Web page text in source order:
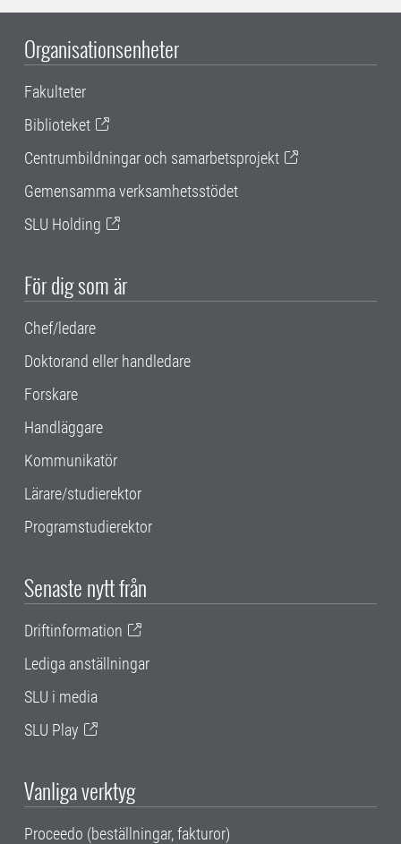
Organisationsenheter
Fakulteter
Biblioteket
Centrumbildningar och samarbetsprojekt
Gemensamma verksamhetsstödet
SLU Holding
För dig som är
Chef/ledare
Doktorand eller handledare
Forskare
Handläggare
Kommunikatör
Lärare/studierektor
Programstudierektor
Senaste nytt från
Driftinformation
Lediga anställningar
SLU i media
SLU Play
Vanliga verktyg
Proceedo (beställningar, fakturor)